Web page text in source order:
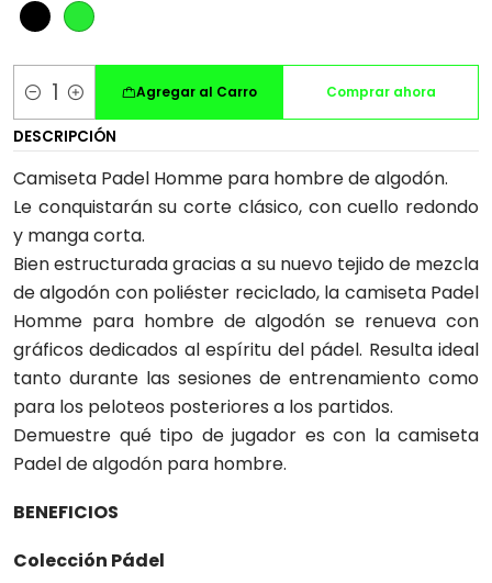
Cantidad
Agregar al Carro Comprar ahora
DESCRIPCIÓN
Camiseta Padel Homme para hombre de algodón.
Le conquistarán su corte clásico, con cuello redondo
y manga corta.
Bien estructurada gracias a su nuevo tejido de mezcla
de algodón con poliéster reciclado, la camiseta Padel
Homme para hombre de algodón se renueva con
gráficos dedicados al espíritu del pádel. Resulta ideal
tanto durante las sesiones de entrenamiento como
para los peloteos posteriores a los partidos.
Demuestre qué tipo de jugador es con la camiseta
Padel de algodón para hombre.
BENEFICIOS
Colección Pádel